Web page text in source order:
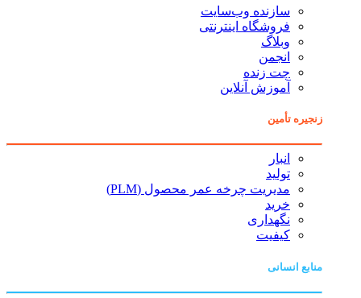
سازنده وب‌سایت
فروشگاه اینترنتی
وبلاگ
انجمن
چت زنده
آموزش آنلاین
زنجیره تأمین
انبار
تولید
مدیریت چرخه عمر محصول (PLM)
خرید
نگهداری
کیفیت
منابع انسانی